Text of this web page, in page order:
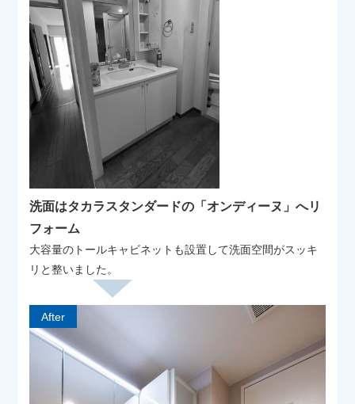
洗面はタカラスタンダードの「オンディーヌ」へリ
フォーム
大容量のトールキャビネットも設置して洗面空間がスッキ
リと整いました。
After